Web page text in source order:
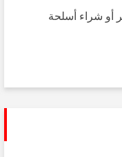
أو شراء أسلحة